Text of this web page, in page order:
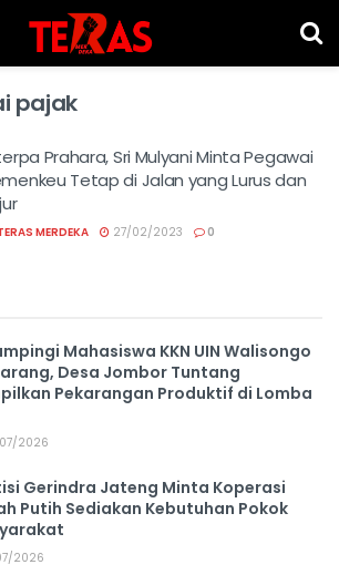
pajak
Prahara, Sri Mulyani Minta Pegawai
Tetap di Jalan yang Lurus dan
MERDEKA 27/02/2023 0
Mahasiswa KKN UIN Walisongo
Desa Jombor Tuntang
Pekarangan Produktif di Lomba
2026
Gerindra Jateng Minta Koperasi
Putih Sediakan Kebutuhan Pokok
2026